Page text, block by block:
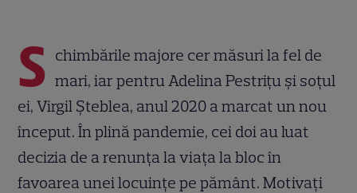
S chimbările majore cer măsuri la fel de
mari, iar pentru Adelina Pestrițu și soțul
ei, Virgil Șteblea, anul 2020 a marcat un nou
început. În plină pandemie, cei doi au luat
decizia de a renunța la viața la bloc în
favoarea unei locuințe pe pământ. Motivați